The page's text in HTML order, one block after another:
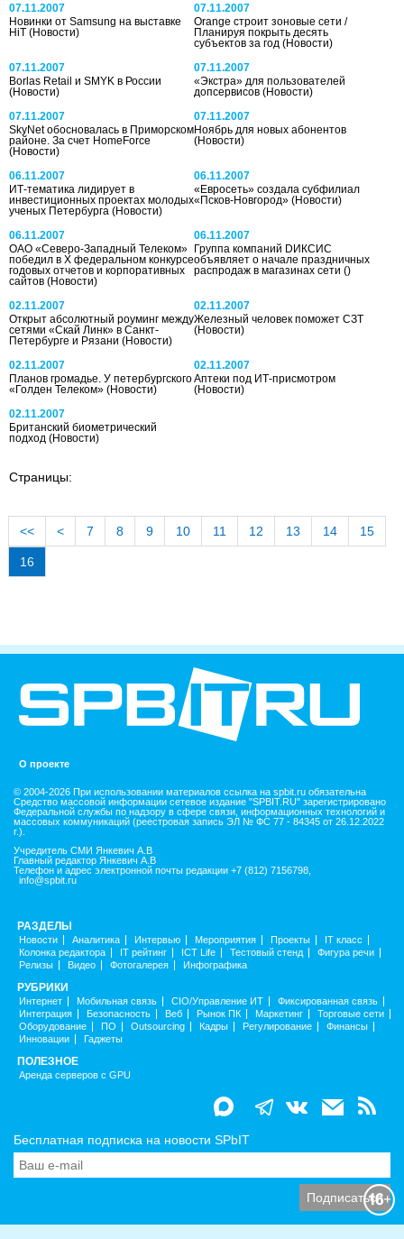
07.11.2007
Новинки от Samsung на выставке
HiT (Новости)
07.11.2007
Orange строит зоновые сети /
Планируя покрыть десять
субъектов за год(Новости)
07.11.2007
Borlas Retail и SMYK в России
(Новости)
07.11.2007
«Экстра» для пользователей
допсервисов(Новости)
07.11.2007
SkyNet обосновалась в Приморском
районе. За счет HomeForce
(Новости)
07.11.2007
Ноябрь для новых абонентов
(Новости)
06.11.2007
ИТ-тематика лидирует в
инвестиционных проектах молодых
ученых Петербурга (Новости)
06.11.2007
«Евросеть» создала субфилиал
«Псков-Новгород»(Новости)
06.11.2007
ОАО «Северо-Западный Телеком»
победил в Х федеральном конкурсе
годовых отчетов и корпоративных
сайтов (Новости)
06.11.2007
Группа компаний DИКСИС
объявляет о начале праздничных
распродаж в магазинах сети()
02.11.2007
Открыт абсолютный роуминг между
сетями «Скай Линк» в Санкт-
Петербурге и Рязани (Новости)
02.11.2007
Железный человек поможет СЗТ
(Новости)
02.11.2007
Планов громадье. У петербургского
«Голден Телеком» (Новости)
02.11.2007
Аптеки под ИТ-присмотром
(Новости)
02.11.2007
Британский биометрический
подход (Новости)
Страницы:
<< < 7 8 9 10 11 12 13 14 15
16
О проекте
© 2004-2026 При использовании материалов ссылка на spbit.ru обязательна
Средство массовой информации сетевое издание "SPBIT.RU" зарегистрировано
Федеральной службы по надзору в сфере связи, информационных технологий и
массовых коммуникаций (реестровая запись ЭЛ № ФС 77 - 84345 от 26.12.2022
г.).
Учредитель СМИ Янкевич А.В
Главный редактор Янкевич А.В
Телефон и адрес электронной почты редакции +7 (812) 7156798,
info@spbit.ru
РАЗДЕЛЫ
Новости Аналитика Интервью Мероприятия Проекты
IT класс
Колонка редактора
IT рейтинг ICT Life Тестовый стенд
Фигура речи
Релизы
Видео Фотогалерея Инфографика
РУБРИКИ
Интернет Мобильная связь CIO/Управление ИТ
Фиксированная связь
Интеграция
Безопасность Веб Рынок ПК Маркетинг
Торговые сети
Оборудование
ПО Outsourcing Кадры Регулирование
Финансы
Инновации
Гаджеты
ПОЛЕЗНОЕ
Аренда серверов с GPU
Бесплатная подписка на новости SPbIT